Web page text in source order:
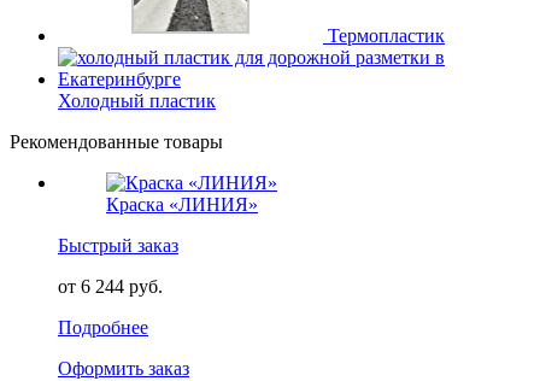
Термопластик
Холодный пластик
Рекомендованные товары
Краска «ЛИНИЯ»
Быстрый заказ
от 6 244 руб.
Подробнее
Оформить заказ